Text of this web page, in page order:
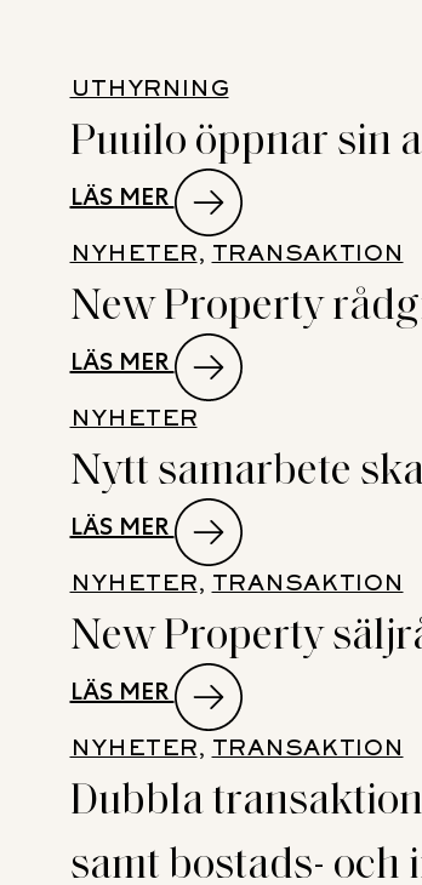
UTHYRNING
Puuilo öppnar sin
LÄS MER
:
PUUILO
ÖPPNAR
SIN
ANDRA
BUTIK
I
SUNDSVALL
I
BÖRJAN
AV
2027
NYHETER, TRANSAKTION
New Property
LÄS MER
:
NEW
RÅDGIVARE
VENDUS
KÖPER
PÅ
EKERÖ
NYHETER
Nytt samarbete
LÄS MER
:
NYTT
SAMARBETE
SKA
DIGITALISERA
KOMMERSIELL
NYHETER, TRANSAKTION
New Property
LÄS MER
:
NEW
PROPERTY
NYHETER, TRANSAKTION
Dubbla
samt bostads-